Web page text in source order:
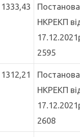
1333,43
Постанова
НКРЕКП
2595
1312,21
Постанова
НКРЕКП
2608